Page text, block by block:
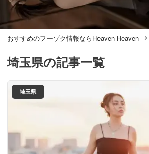
おすすめのフーゾク情報ならHeaven-Heaven
埼玉県の記事一覧
埼玉県